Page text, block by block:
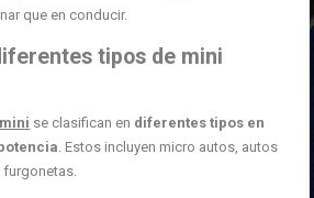
que en conducir.
tipos de mini
se clasifican en diferentes tipos en
. Estos incluyen micro autos, autos
furgonetas.